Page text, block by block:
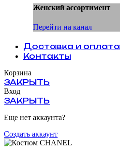
Женский ассортимент
Перейти на канал
Доставка и оплата
Контакты
Корзина
ЗАКРЫТЬ
Вход
ЗАКРЫТЬ
Еще нет аккаунта?
Создать аккаунт